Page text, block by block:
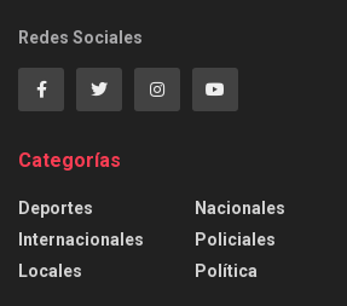
Redes Sociales
Categorías
Deportes
Internacionales
Locales
Nacionales
Policiales
Política